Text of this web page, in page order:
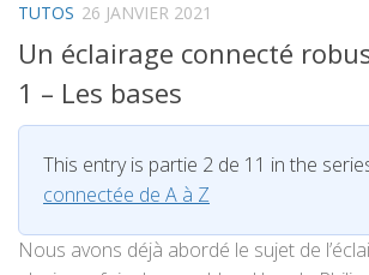
TUTOS 26 JANVIER 2021
Un éclairage connecté
1 – Les bases
This entry is partie 2 de 11 in the
connectée de A à Z
Nous avons déjà abordé le sujet de